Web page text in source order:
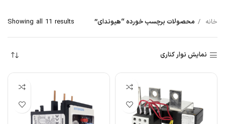
خانه محصولات برچسب خورده “هیوندای” Showing all 11 results
نمایش نوار کناری